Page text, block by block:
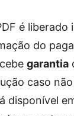
é liberado
do
garantia
caso
disponível